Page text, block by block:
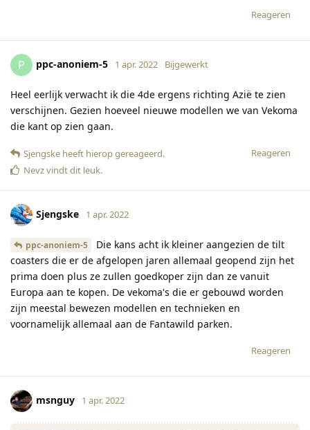
Reageren
P ppc-anoniem-5 1 apr. 2022 Bijgewerkt
Heel eerlijk verwacht ik die 4de ergens richting Azië te zien
verschijnen. Gezien hoeveel nieuwe modellen we van Vekoma
die kant op zien gaan.
Reageren
Sjengske heeft hierop gereageerd.
Nevzvindt dit leuk.
Sjengske 1 apr. 2022
ppc-anoniem-5
Die kans acht ik kleiner aangezien de tilt
coasters die er de afgelopen jaren allemaal geopend zijn het
prima doen plus ze zullen goedkoper zijn dan ze vanuit
Europa aan te kopen. De vekoma's die er gebouwd worden
zijn meestal bewezen modellen en technieken en
voornamelijk allemaal aan de Fantawild parken.
Reageren
msnguy 1 apr. 2022